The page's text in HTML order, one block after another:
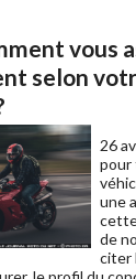
vous
selon
26
pour
une
de
citer